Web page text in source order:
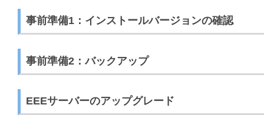
事前準備1：インストールバージョンの確認
事前準備2：バックアップ
EEEサーバーのアップグレード